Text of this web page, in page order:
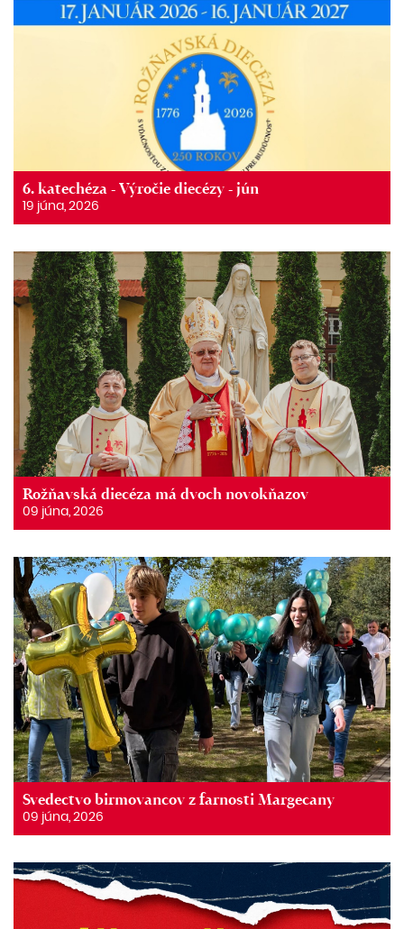
6. katechéza - Výročie diecézy - jún
19 júna, 2026
Rožňavská diecéza má dvoch novokňazov
09 júna, 2026
Svedectvo birmovancov z farnosti Margecany
09 júna, 2026